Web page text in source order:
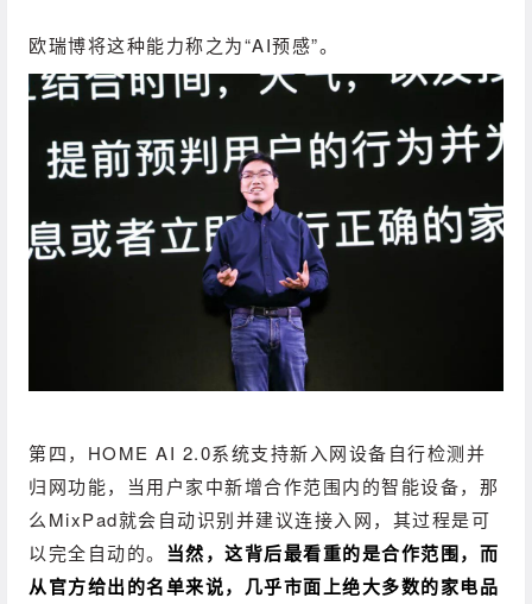
欧瑞博将这种能力称之为“AI预感”。
第四，HOME AI 2.0系统支持新入网设备自行检测并
归网功能，当用户家中新增合作范围内的智能设备，那
么MixPad就会自动识别并建议连接入网，其过程是可
以完全自动的。 当然，这背后最看重的是合作范围，而
从官方给出的名单来说，几乎市面上绝大多数的家电品